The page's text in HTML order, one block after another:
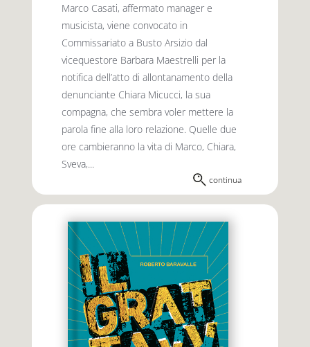
Marco Casati, affermato manager e
musicista, viene convocato in
Commissariato a Busto Arsizio dal
vicequestore Barbara Maestrelli per la
notifica dell’atto di allontanamento della
denunciante Chiara Micucci, la sua
compagna, che sembra voler mettere la
parola fine alla loro relazione. Quelle due
ore cambieranno la vita di Marco, Chiara,
Sveva,...
continua